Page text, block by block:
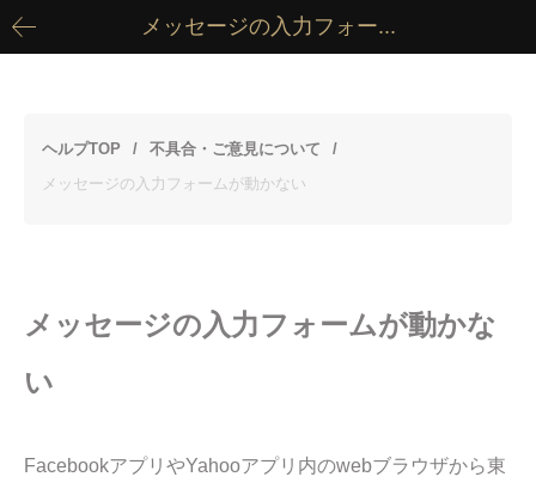
メッセージの入力フォー...
ヘルプTOP
不具合・ご意見について
メッセージの入力フォームが動かない
メッセージの入力フォームが動かな
い
FacebookアプリやYahooアプリ内のwebブラウザから東